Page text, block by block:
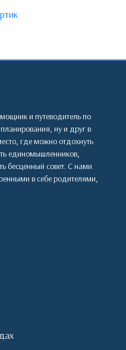
и путеводитель по
ну и друг в
где можно отдохнуть
единомышленников,
бесценный совет. С нами
в себе родителями,